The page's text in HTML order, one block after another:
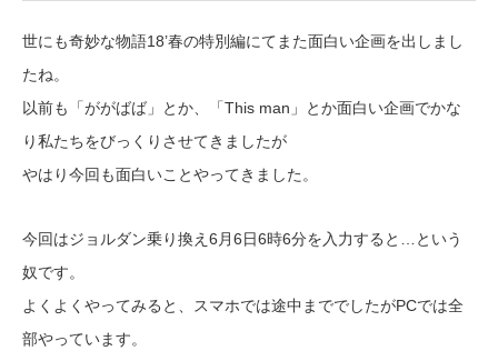
世にも奇妙な物語18’春の特別編にてまた面白い企画を出しまし
たね。
以前も「ががばば」とか、「This man」とか面白い企画でかな
り私たちをびっくりさせてきましたが
やはり今回も面白いことやってきました。
今回はジョルダン乗り換え6月6日6時6分を入力すると…という
奴です。
よくよくやってみると、スマホでは途中まででしたがPCでは全
部やっています。